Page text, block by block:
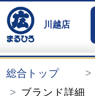
川越店
総合トップ
ブランド詳細